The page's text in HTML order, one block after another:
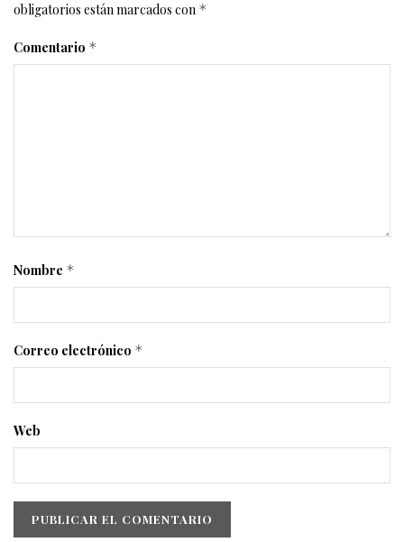
obligatorios están marcados con *
Comentario *
Nombre *
Correo electrónico *
Web